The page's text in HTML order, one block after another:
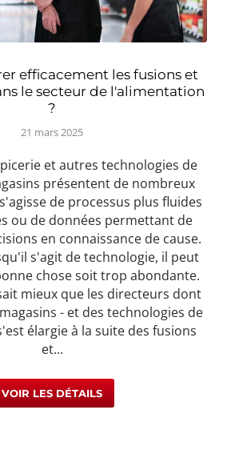
efficacement les fusions et
le secteur de l'alimentation
?
21 mars 2025
et autres technologies de
présentent de nombreux
de processus plus fluides
ou de données permettant de
en connaissance de cause.
s'agit de technologie, il peut
chose soit trop abondante.
mieux que les directeurs dont
- et des technologies de
élargie à la suite des fusions
et...
VOIR LES DÉTAILS